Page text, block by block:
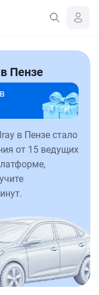
Пензе
в Пензе стало
от 15 ведущих